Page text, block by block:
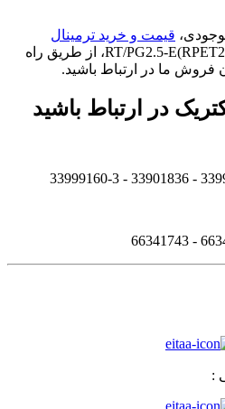
قیمت و خرید ترمینال
مدل ( RT/PG2.5-E(RPET2.5، از طریق راه
فروش ما در ارتباط باشید.
در ارتباط باشید
: